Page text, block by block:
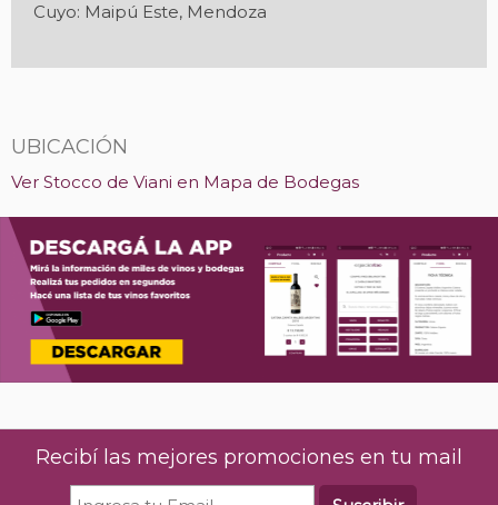
Cuyo: Maipú Este, Mendoza
UBICACIÓN
Ver Stocco de Viani en Mapa de Bodegas
Recibí las mejores promociones en tu mail